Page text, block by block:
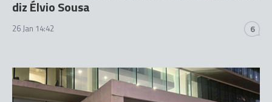
diz Élvio Sousa
26 Jan 14:42 6